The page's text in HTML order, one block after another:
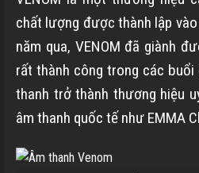
chất lượng được thành lập
năm qua, VENOM đã giành
rất thành công trong các
thanh trở thành thương hiệu
âm thanh quốc tế như EMMA